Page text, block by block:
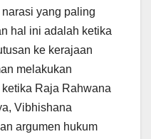
yang paling
hal ini adalah ketika
ke kerajaan
melakukan
Raja Rahwana
Vibhishana
argumen hukum